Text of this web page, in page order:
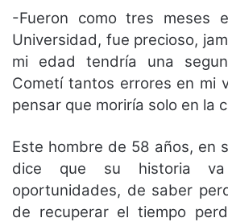
-Fueron como tres meses
Universidad, fue precioso,
mi edad tendría una
Cometí tantos errores en mi
pensar que moriría solo en la
Este hombre de 58 años, en
dice que su historia va
oportunidades, de saber
de recuperar el tiempo